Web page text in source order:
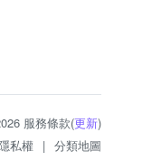
服務條款(更新)
私權 | 分類地圖